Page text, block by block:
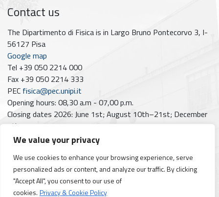
We value your privacy
We use cookies to enhance your browsing experience, serve
personalized ads or content, and analyze our traffic. By clicking
"Accept All", you consent to our use of
cookies. Privacy & Cookie Policy
Contact us
The Dipartimento di Fisica is in Largo Bruno Pontecorvo 3, I-
56127 Pisa
Google map
Tel +39 050 2214 000
Fax +39 050 2214 333
PEC fisica@pec.unipi.it
Opening hours: 08,30 a.m - 07,00 p.m.
Closing dates 2026: June 1st; August 10th–21st; December
7th
Follow us on
Facebook
Instagram
YouTube
https://www.linkedin.com/company/dipartimento-di-fisica-unipi/posts/?feedView=all